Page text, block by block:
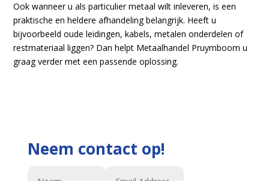
Ook wanneer u als particulier metaal wilt inleveren, is een
praktische en heldere afhandeling belangrijk. Heeft u
bijvoorbeeld oude leidingen, kabels, metalen onderdelen of
restmateriaal liggen? Dan helpt Metaalhandel Pruymboom u
graag verder met een passende oplossing.
Neem contact op!